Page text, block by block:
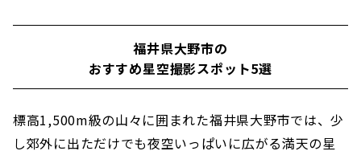
福井県大野市の
おすすめ星空撮影スポット5選
標高1,500m級の山々に囲まれた福井県大野市では、少
し郊外に出ただけでも夜空いっぱいに広がる満天の星